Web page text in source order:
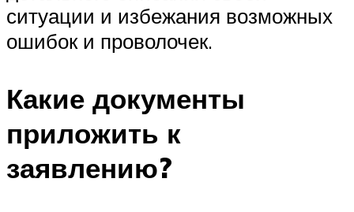
ситуации и избежания возможных
ошибок и проволочек.
Какие документы
приложить к
заявлению?